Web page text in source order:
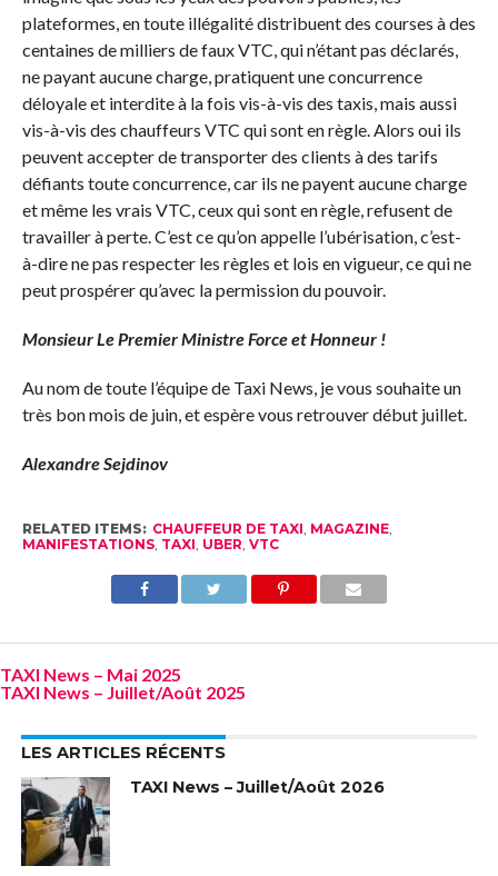
plateformes, en toute illégalité distribuent des courses à des
centaines de milliers de faux VTC, qui n’étant pas déclarés,
ne payant aucune charge, pratiquent une concurrence
déloyale et interdite à la fois vis-à-vis des taxis, mais aussi
vis-à-vis des chauffeurs VTC qui sont en règle. Alors oui ils
peuvent accepter de transporter des clients à des tarifs
défiants toute concurrence, car ils ne payent aucune charge
et même les vrais VTC, ceux qui sont en règle, refusent de
travailler à perte. C’est ce qu’on appelle l’ubérisation, c’est-
à-dire ne pas respecter les règles et lois en vigueur, ce qui ne
peut prospérer qu’avec la permission du pouvoir.
Monsieur Le Premier Ministre Force et Honneur !
Au nom de toute l’équipe de Taxi News, je vous souhaite un
très bon mois de juin, et espère vous retrouver début juillet.
Alexandre Sejdinov
RELATED ITEMS: CHAUFFEUR DE TAXI MAGAZINE,
MANIFESTATIONS, TAXI UBER VTC
TAXI News – Mai 2025
TAXI News – Juillet/Août 2025
LES ARTICLES RÉCENTS
TAXI News – Juillet/Août 2026